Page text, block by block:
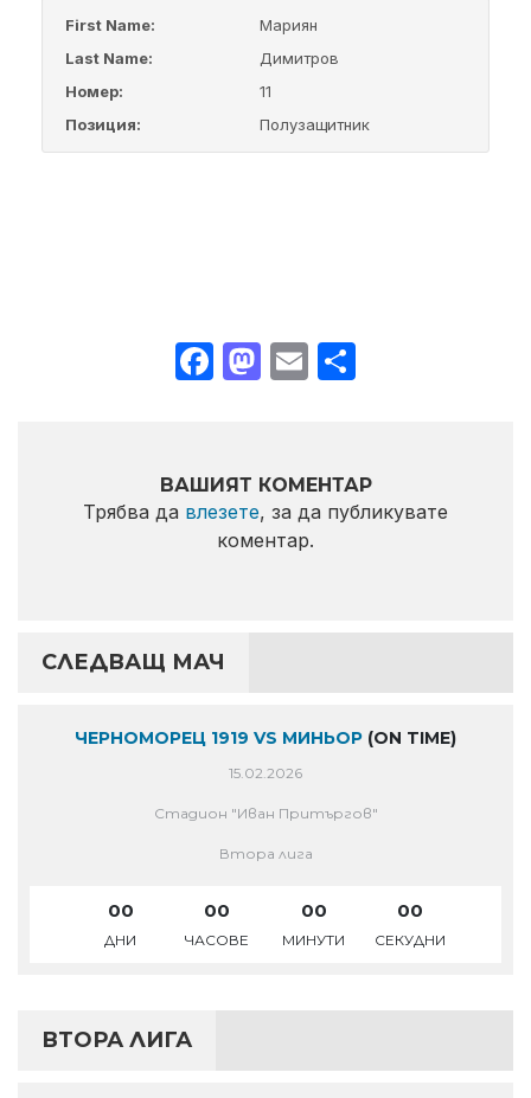
First Name:
Мариян
Last Name:
Димитров
Номер:
11
Позиция:
Полузащитник
Facebook
Mastodon
Email
ВАШИЯТ КОМЕНТАР
Трябва да влезете, за да публикувате
коментар.
СЛЕДВАЩ МАЧ
ЧЕРНОМОРЕЦ 1919 VS МИНЬОР (ON TIME)
15.02.2026
Стадион "Иван Притъргов"
Втора лига
00
ДНИ
00
ЧАСОВЕ
00
МИНУТИ
00
СЕКУДНИ
ВТОРА ЛИГА